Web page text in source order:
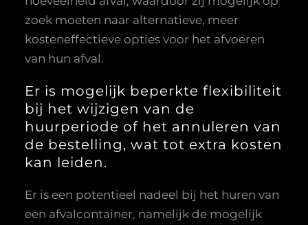
zoek moeten naar alternatieve, meer
kosteneffectieve opties voor het afvoeren
van hun afval.
Er is mogelijk beperkte flexibiliteit
bij het wijzigen van de
huurperiode of het annuleren van
de bestelling, wat tot extra kosten
kan leiden.
Er is een potentieel nadeel bij het huren van
een afvalcontainer, namelijk de mogelijk